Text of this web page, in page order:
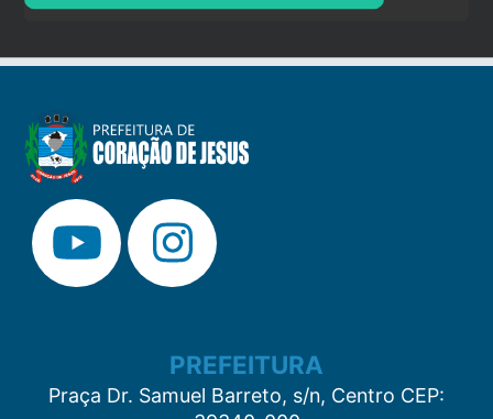
PREFEITURA
Praça Dr. Samuel Barreto, s/n, Centro CEP: